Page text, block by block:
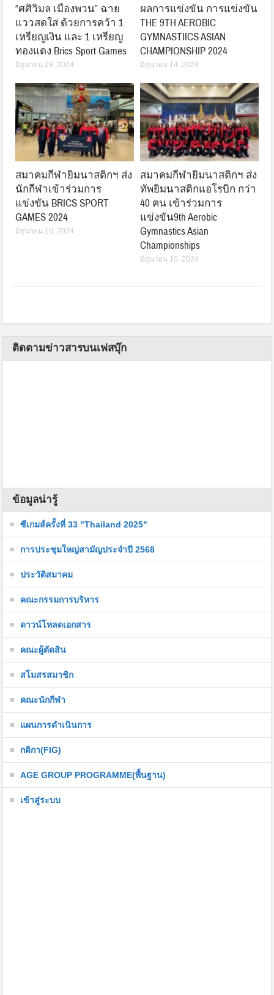
“ศศิวิมล เมืองพวน” ฉาย
แววสดใส ด้วยการคว้า 1
เหรียญเงิน และ 1 เหรียญ
ทองแดง Brics Sport Games
มิถุนายน 28, 2024
ผลการแข่งขัน การแข่งขัน
THE 9TH AEROBIC
GYMNASTIICS ASIAN
CHAMPIONSHIP 2024
มิถุนายน 14, 2024
สมาคมกีฬายิมนาสติกฯ ส่ง
นักกีฬาเข้าร่วมการ
แข่งขัน BRICS SPORT
GAMES 2024
มิถุนายน 10, 2024
สมาคมกีฬายิมนาสติกฯ ส่ง
ทัพยิมนาสติกแอโรบิก กว่า
40 คน เข้าร่วมการ
แข่งขัน9th Aerobic
Gymnastics Asian
Championships
มิถุนายน 10, 2024
ติดตามข่าวสารบนเฟสบุ๊ก
ข้อมูลน่ารู้
ซีเกมส์ครั้งที่ 33 "Thailand 2025"
การประชุมใหญ่สามัญประจำปี 2568
ประวัติสมาคม
คณะกรรมการบริหาร
ดาวน์โหลดเอกสาร
คณะผู้ตัดสิน
สโมสรสมาชิก
คณะนักกีฬา
แผนการดำเนินการ
กติกา(FIG)
AGE GROUP PROGRAMME(พื้นฐาน)
เข้าสู่ระบบ